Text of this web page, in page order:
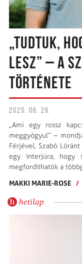
„TUDTUK,
LESZ” – A
TÖRTÉNETE
2025. 06. 26.
„Ami egy rossz
meggyógyul” –
Férjével, Szabó
egy interjúra, hogy
megfordíthatók a
MAKKI MARIE-ROSE /
hetilap